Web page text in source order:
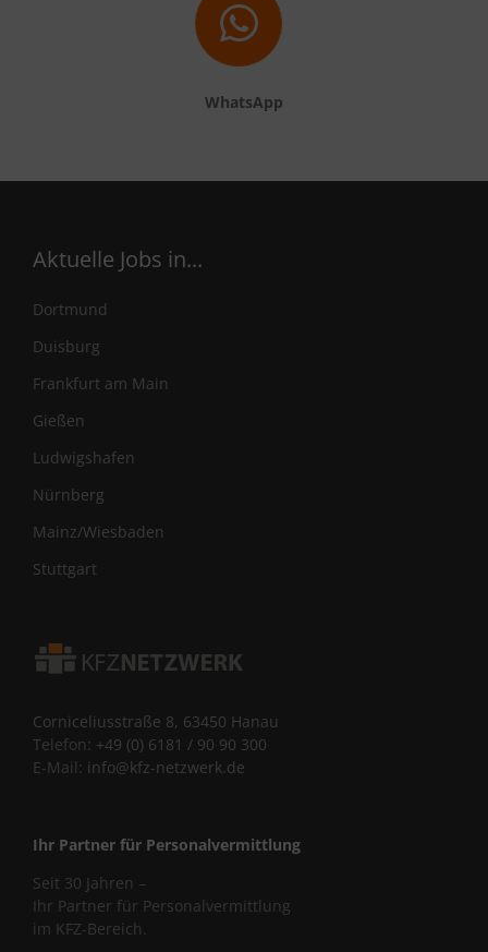
WhatsApp
Aktuelle Jobs in...
Dortmund
Duisburg
Frankfurt am Main
Gießen
Ludwigshafen
Nürnberg
Mainz/Wiesbaden
Stuttgart
Corniceliusstraße 8, 63450 Hanau
Telefon: +49 (0) 6181 / 90 90 300
E-Mail: info@kfz-netzwerk.de
Ihr Partner für Personalvermittlung
Seit 30 Jahren –
Ihr Partner für Personalvermittlung
im KFZ-Bereich.